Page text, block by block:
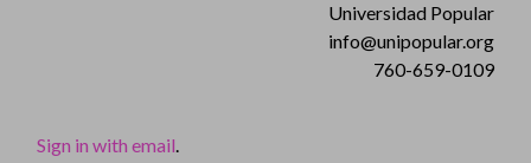
Universidad Popular
info@unipopular.org
760-659-0109
Sign in with email.